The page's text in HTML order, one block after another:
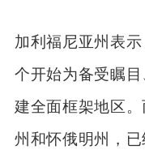
加利福尼亚州表
个开始为备受瞩
建全面框架地区
州和怀俄明州，